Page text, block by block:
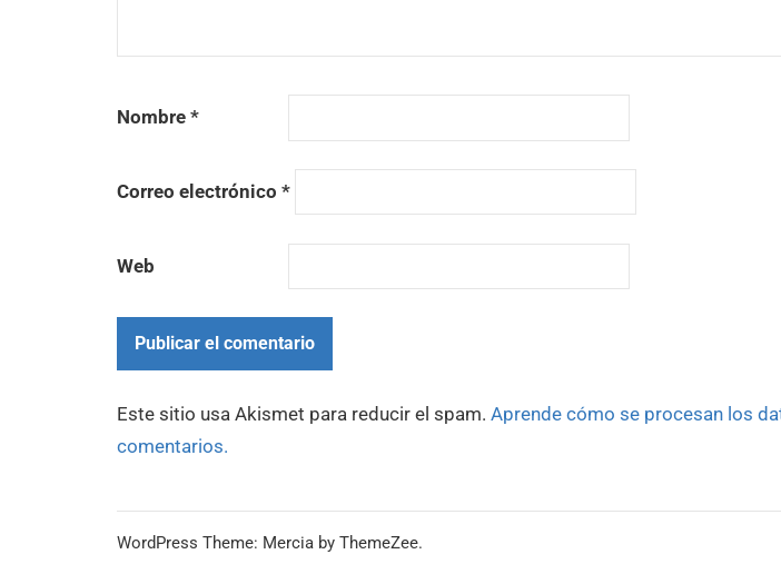
Nombre *
Correo electrónico *
Web
Este sitio usa Akismet para reducir el spam. Aprende cómo se procesan los
comentarios.
WordPress Theme: Mercia by ThemeZee.